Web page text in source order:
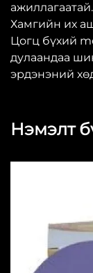
ажиллагаатай.
Хамгийн их
Цогц бүхий
дулаандаа
эрдэнэний
Нэмэлт